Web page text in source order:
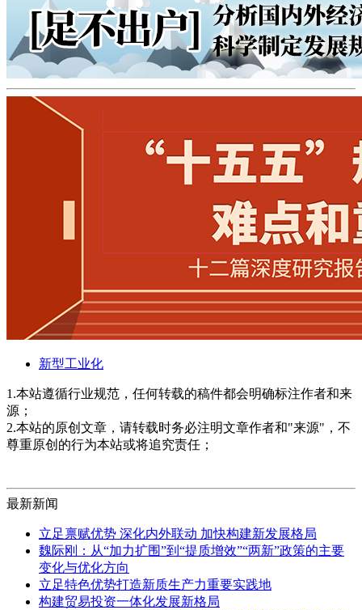
新型工业化
1.本站遵循行业规范，任何转载的稿件都会明确标注作者和来
源；
2.本站的原创文章，请转载时务必注明文章作者和"来源"，不
尊重原创的行为本站或将追究责任；
最新新闻
立足禀赋优势 深化内外联动 加快构建新发展格局
魏际刚：从“加力扩围”到“提质增效”“两新”政策的主要
变化与优化方向
立足特色优势打造新质生产力重要实践地
构建贸易投资一体化发展新格局